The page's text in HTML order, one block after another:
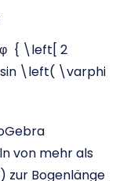
{ \left[ 2
\left( \varphi
von mehr als
zur Bogenlänge